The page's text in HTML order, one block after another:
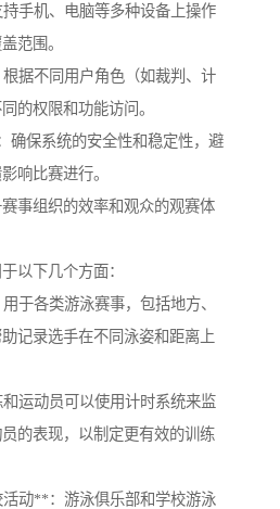
手机、电脑等多种设备上操作
范围。
据不同用户角色（如裁判、计
的权限和功能访问。
确保系统的安全性和稳定性，避
响比赛进行。
事组织的效率和观众的观赛体
以下几个方面：
于各类游泳赛事，包括地方、
记录选手在不同泳姿和距离上
运动员可以使用计时系统来监
的表现，以制定更有效的训练
动**：游泳俱乐部和学校游泳